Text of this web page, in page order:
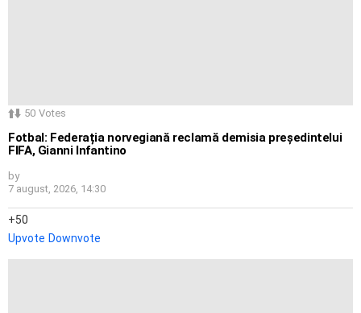
50 Votes
Fotbal: Federația norvegiană reclamă demisia președintelui
FIFA, Gianni Infantino
by
7 august, 2026, 14:30
50
Upvote Downvote